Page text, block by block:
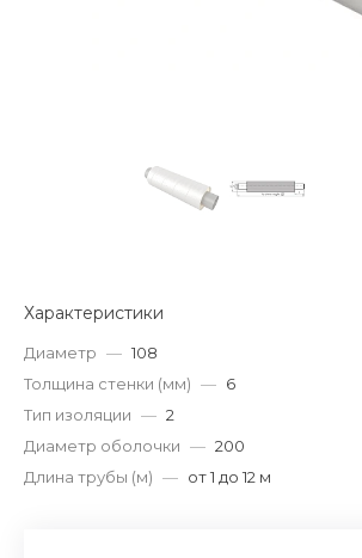
Характеристики
Диаметр — 108
Толщина стенки (мм) — 6
Тип изоляции — 2
Диаметр оболочки — 200
Длина трубы (м) — от 1 до 12 м